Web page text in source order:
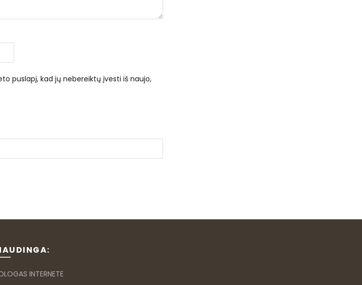
puslapį, kad jų nebereiktų įvesti iš naujo,
INTERNETE